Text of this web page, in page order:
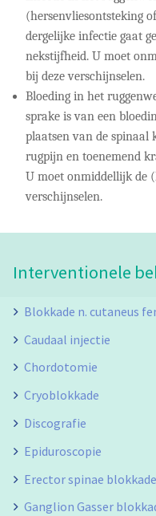
(hersenvliesontsteking
dergelijke infectie gaat
nekstijfheid. U moet
bij deze verschijnselen.
Bloeding in het
sprake is van een
plaatsen van de spinaal
rugpijn en toenemend
U moet onmiddellijk de
verschijnselen.
Interventionele
Blokkade n. cutaneus
Caudaal injectie
Chordotomie
Cryoblokkade
Discografie
Epiduroscopie
Erector spinae
Ganglion Gasser